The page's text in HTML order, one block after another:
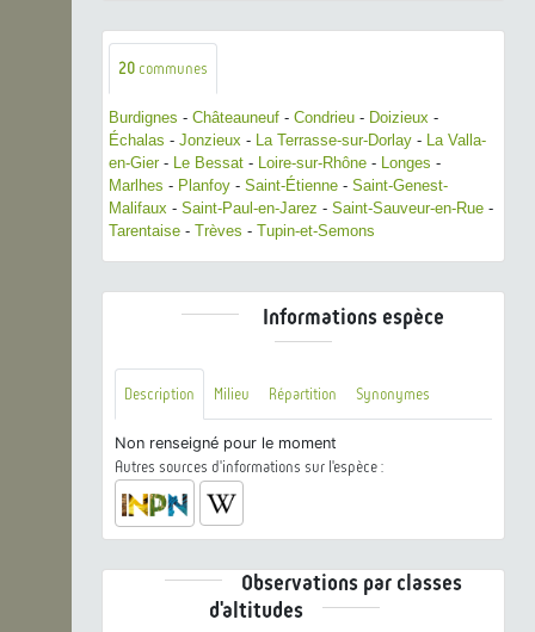
20 communes
Burdignes - Châteauneuf - Condrieu - Doizieux -
Échalas - Jonzieux - La Terrasse-sur-Dorlay -
La Valla-
en-Gier- Le Bessat - Loire-sur-Rhône - Longes -
Marlhes - Planfoy - Saint-Étienne - Saint-Genest-
Malifaux - Saint-Paul-en-Jarez - Saint-Sauveur-en-Rue -
Tarentaise - Trèves - Tupin-et-Semons
Informations espèce
Description Milieu Répartition Synonymes
Non renseigné pour le moment
Autres sources d'informations sur l'espèce :
Observations par classes
d'altitudes